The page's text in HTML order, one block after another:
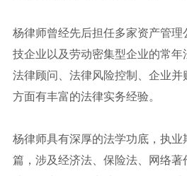
杨律师曾经先后担任多家资产管
技企业以及劳动密集型企业的常
法律顾问、法律风险控制、企业
方面有丰富的法律实务经验。
杨律师具有深厚的法学功底，执
篇，涉及经济法、保险法、网络著